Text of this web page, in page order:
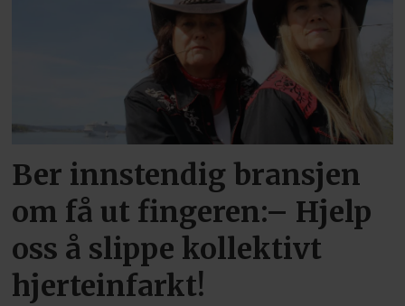
Ber innstendig bransjen
om få ut fingeren:– Hjelp
oss å slippe kollektivt
hjerteinfarkt!